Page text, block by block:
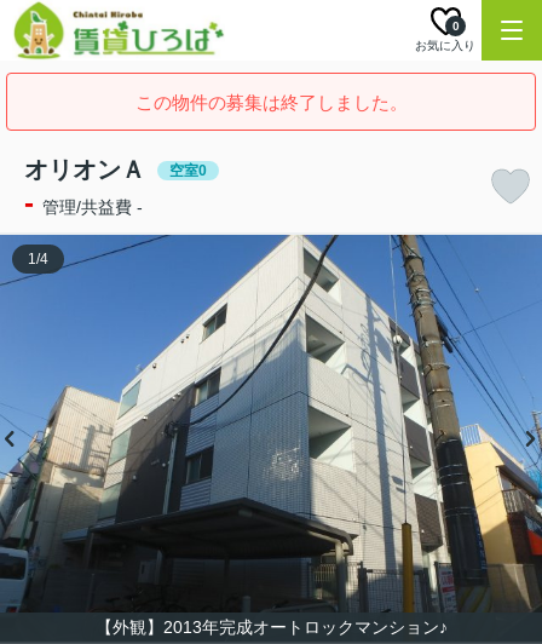
お気に入り
0
この物件の募集は終了しました。
オリオンＡ 空室0
- 管理/共益費 -
【外観】2013年完成オートロックマンション♪
1/4